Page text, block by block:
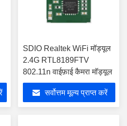
SDIO Realtek WiFi मॉड्यूल
2.4G RTL8189FTV
802.11n वाईफ़ाई कैमरा मॉड्यूल
सर्वोत्तम मूल्य प्राप्त करें